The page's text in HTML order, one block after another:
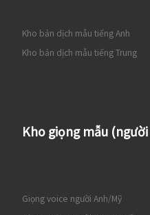
Kho bản dịch mẫu tiếng Anh
Kho bản dịch mẫu tiếng Trung
Kho giọng mẫu
Giọng voice người Anh/Mỹ